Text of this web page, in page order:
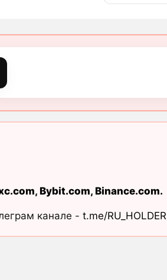
, Bybit.com, Binance.com.
канале - t.me/RU_HOLDER